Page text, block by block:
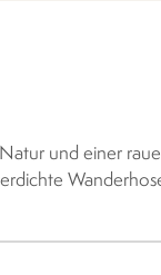
und einer
vorrätig.